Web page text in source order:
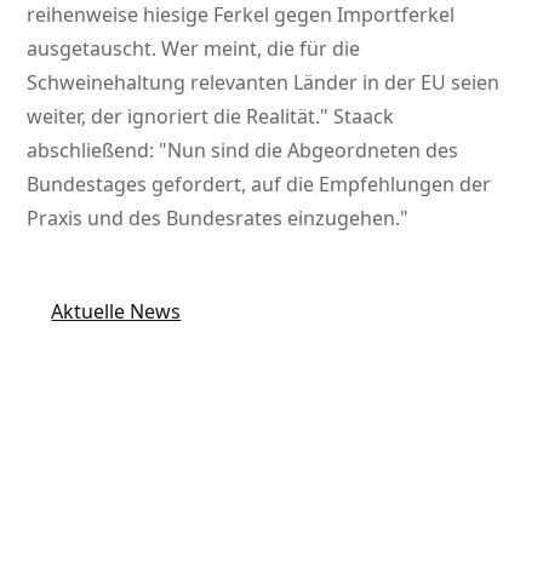
reihenweise hiesige Ferkel gegen Importferkel
ausgetauscht. Wer meint, die für die
Schweinehaltung relevanten Länder in der EU seien
weiter, der ignoriert die Realität. Staack
abschließend: Nun sind die Abgeordneten des
Bundestages gefordert, auf die Empfehlungen der
Praxis und des Bundesrates einzugehen.
Aktuelle News